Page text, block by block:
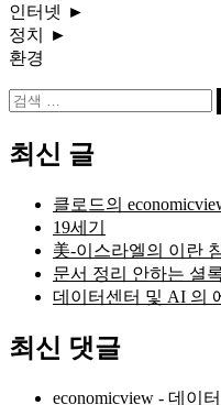
인터넷 ►
정치
►
환경
검
최신 글
클로드의
19세기
美-이스라엘의 이란
문서 정리 안하는 셜
데이터센터 및 AI 의
최신 댓글
economicview - 데이